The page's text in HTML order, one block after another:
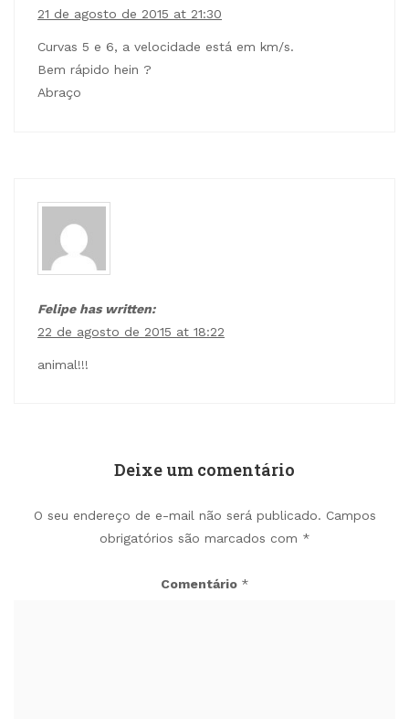
21 de agosto de 2015 at 21:30
Curvas 5 e 6, a velocidade está em km/s.
Bem rápido hein ?
Abraço
Felipe has written:
22 de agosto de 2015 at 18:22
animal!!!
Deixe um comentário
O seu endereço de e-mail não será publicado. Campos
obrigatórios são marcados com *
Comentário *